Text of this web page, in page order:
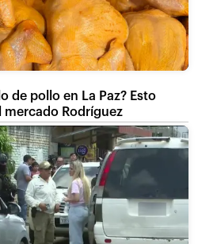
de pollo en La Paz? Esto
mercado Rodríguez